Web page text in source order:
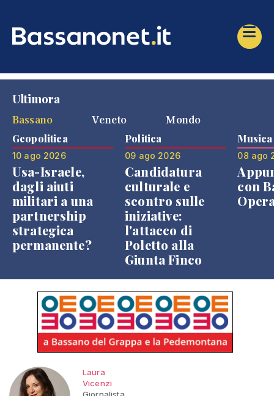
Ultimora
Bassano
Veneto Mondo
Geopolitica
10 ago 2026
Usa-Israele,
dagli aiuti
militari a una
partnership
strategica
permanente?
Politica
09 ago 2026
Candidatura
culturale e
scontro sulle
iniziative:
l'attacco di
Poletto alla
Giunta Finco
Musica
08 ago
con
Laura
Vicenzi